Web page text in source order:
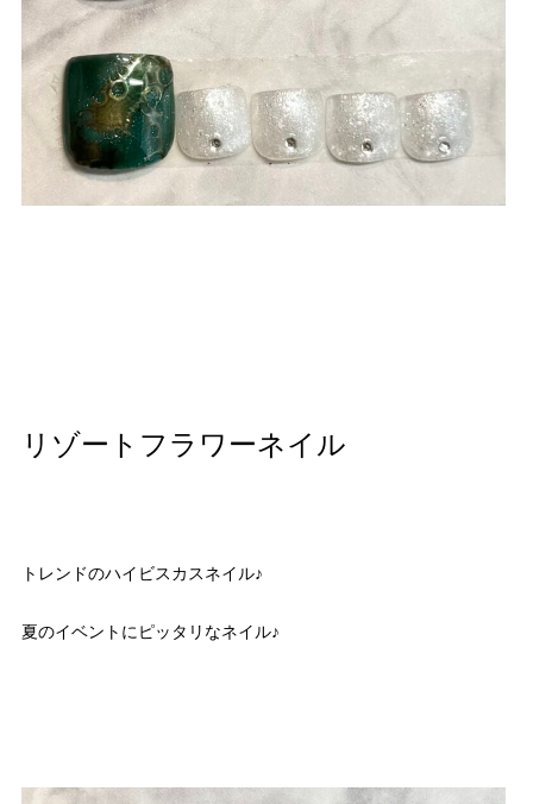
リゾートフラワーネイル
トレンドのハイビスカスネイル♪
夏のイベントにピッタリなネイル♪